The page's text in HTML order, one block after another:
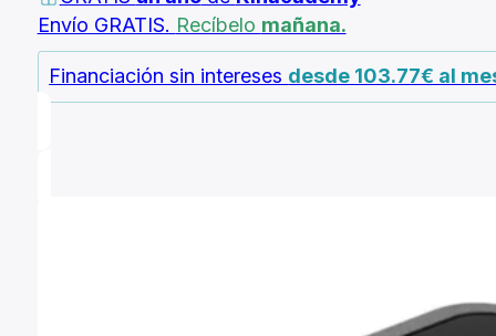
Envío GRATIS. Recíbelo mañana.
Financiación sin intereses desde 103.77€ al